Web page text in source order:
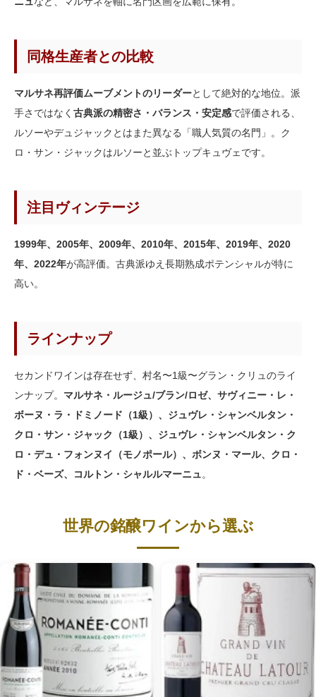
同格生産者との比較
マルサネ再評価ムーブメントのリーダーとして絶対的な地位。派
手さではなく 古典派の精密さ・バランス・安定感で評価される、
ルソーやデュジャックとはまた異なる「職人気質の名門」。ク
ロ・サン・ジャックはルソーと並ぶトップキュヴェです。
注目ヴィンテージ
1999年、2005年、2009年、2010年、2015年、2019年、2020
年、2022年が高評価。古典派ゆえ長期熟成ポテンシャルが特に
高い。
ラインナップ
セカンドワインは存在せず、村名〜1級〜グラン・クリュのライ
ンナップ。 マルサネ・ルージュ/ブラン/ロゼ、サヴィニー・レ・
ボーヌ・ラ・ドミノード（1級）、ジュヴレ・シャンベルタン・
クロ・サン・ジャック（1級）、ジュヴレ・シャンベルタン・ク
ロ・デュ・フォンヌイ（モノポール）、ボンヌ・マール、クロ・
ド・ベーズ、コルトン・シャルルマーニュ 。
世界の銘醸ワインから選ぶ